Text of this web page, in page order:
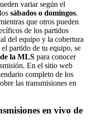
variar según el
sábados o domingos.
que otros pueden
de los partidos
del equipo y la cobertura
partido de tu equipo, se
la MLS para conocer
En el sitio web
completo de los
las transmisiones en
en vivo de